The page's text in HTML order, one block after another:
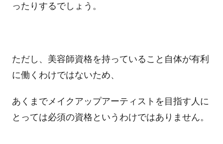
ったりするでしょう。
ただし、美容師資格を持っていること自体が有利
に働くわけではないため、
あくまでメイクアップアーティストを目指す人に
とっては必須の資格というわけではありません。